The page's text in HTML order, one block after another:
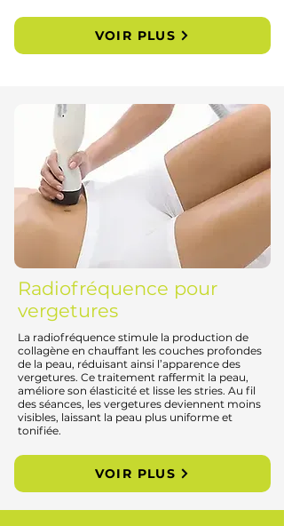
VOIR PLUS
Radiofréquence pour
vergetures
La radiofréquence stimule la production de
collagène en chauffant les couches profondes
de la peau, réduisant ainsi l’apparence des
vergetures. Ce traitement raffermit la peau,
améliore son élasticité et lisse les stries. Au fil
des séances, les vergetures deviennent moins
visibles, laissant la peau plus uniforme et
tonifiée.
VOIR PLUS